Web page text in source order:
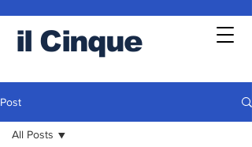
il Cinque
Post
All Posts